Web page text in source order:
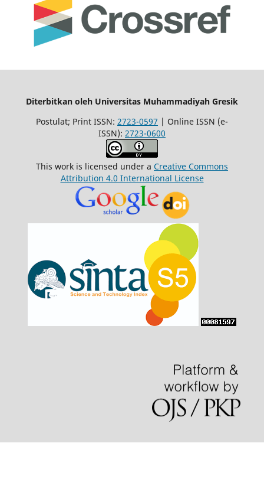
Diterbitkan oleh Universitas Muhammadiyah Gresik
Postulat; Print ISSN: 2723-0597 | Online ISSN (e-
ISSN): 2723-0600
This work is licensed under a Creative Commons
Attribution 4.0 International License